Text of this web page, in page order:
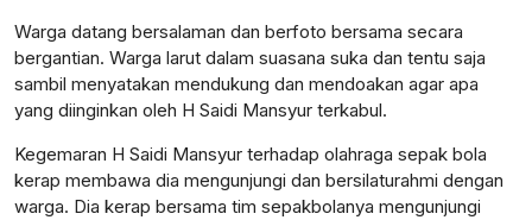
Warga datang bersalaman dan berfoto bersama secara
bergantian. Warga larut dalam suasana suka dan tentu saja
sambil menyatakan mendukung dan mendoakan agar apa
yang diinginkan oleh H Saidi Mansyur terkabul.
Kegemaran H Saidi Mansyur terhadap olahraga sepak bola
kerap membawa dia mengunjungi dan bersilaturahmi dengan
warga. Dia kerap bersama tim sepakbolanya mengunjungi